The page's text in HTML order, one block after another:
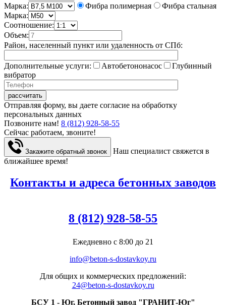
Марка:
Фибра полимерная
Фибра стальная
Марка:
Соотношение:
Объем:
Район, населенный пункт или удаленность от СПб:
Дополнительные услуги: Автобетононасос
Глубинный
вибратор
Отправляя форму, вы даете согласие на обработку
персональных данных
Позвоните нам! 8 (812) 928-58-55
Сейчас работаем, звоните!
Закажите обратный звонок
Наш специалист свяжется в
ближайшее время!
Контакты и адреса бетонных заводов
8 (812) 928-58-55
Ежедневно c 8:00 до 21
info@beton-s-dostavkoy.ru
Для общих и коммерческих предложений:
24@beton-s-dostavkoy.ru
БСУ 1 - Юг, Бетонный завод "ГРАНИТ-Юг"